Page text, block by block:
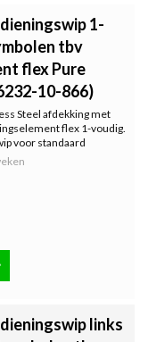
1-
tbv
flex Pure
10-866)
Steel afdekking met
flex 1-voudig.
voor standaard
voor de
geschikt zijn.
links